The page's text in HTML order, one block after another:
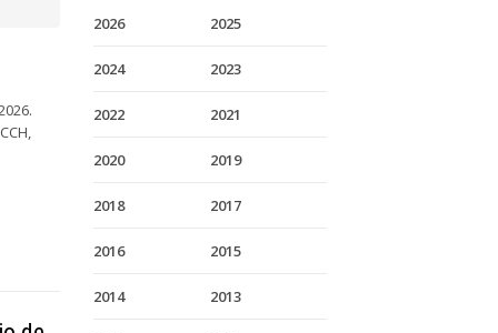
2026 2025
2024 2023
2022 2021
2020 2019
2018 2017
2016 2015
2014 2013